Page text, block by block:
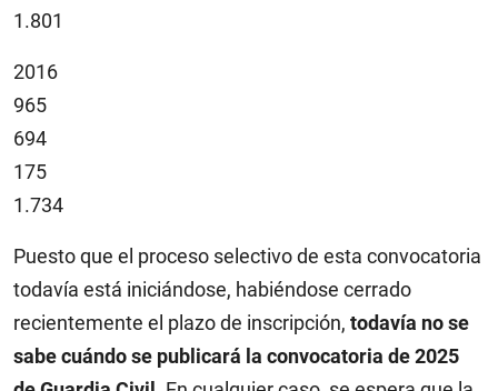
1.801
2016
965
694
175
1.734
Puesto que el proceso selectivo de esta convocatoria
todavía está iniciándose, habiéndose cerrado
recientemente el plazo de inscripción, todavía no se
sabe cuándo se publicará la convocatoria de 2025